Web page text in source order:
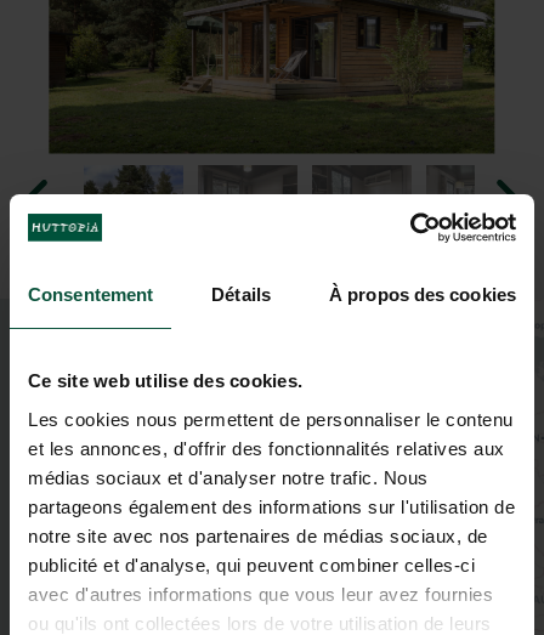
Consentement Détails À propos des cookies
Ce site web utilise des cookies.
Les cookies nous permettent de personnaliser le contenu
et les annonces, d'offrir des fonctionnalités relatives aux
médias sociaux et d'analyser notre trafic. Nous
partageons également des informations sur l'utilisation de
notre site avec nos partenaires de médias sociaux, de
publicité et d'analyse, qui peuvent combiner celles-ci
avec d'autres informations que vous leur avez fournies
ou qu'ils ont collectées lors de votre utilisation de leurs
+
−